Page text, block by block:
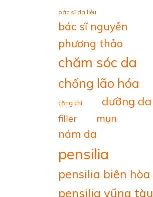
bác sĩ da liễu
bác sĩ nguyễn
phương thảo
chăm sóc da
chống lão hóa
căng chỉ dưỡng da
filler mụn
nám da
pensilia
pensilia biên hòa
pensilia vũng tàu